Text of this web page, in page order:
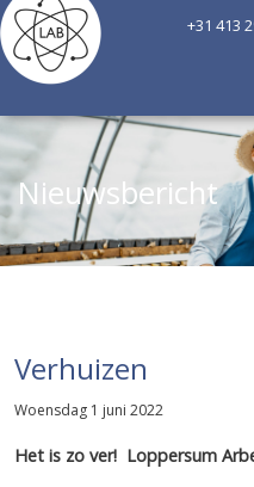
+31 413
Nieuwsbericht
Verhuizen
Woensdag 1 juni 2022
Het is zo ver! Loppersum